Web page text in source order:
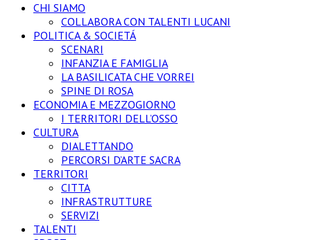
CHI SIAMO
COLLABORA CON TALENTI LUCANI
POLITICA & SOCIETÁ
SCENARI
INFANZIA E FAMIGLIA
LA BASILICATA CHE VORREI
SPINE DI ROSA
ECONOMIA E MEZZOGIORNO
I TERRITORI DELL’OSSO
CULTURA
DIALETTANDO
PERCORSI D’ARTE SACRA
TERRITORI
CITTA
INFRASTRUTTURE
SERVIZI
TALENTI